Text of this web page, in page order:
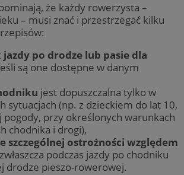
że każdy rowerzysta –
– musi znać i przestrzegać kilku
po drodze lub pasie dla
są one dostępne w danym
jest dopuszczalna tylko w
sytuacjach (np. z dzieckiem do lat 10,
pogody, przy określonych warunkach
chodnika i drogi),
szczególnej ostrożności względem
podczas jazdy po chodniku
drodze pieszo-rowerowej.